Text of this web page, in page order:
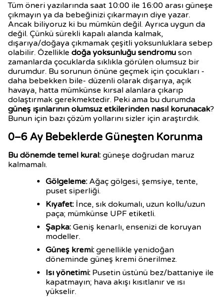
Tüm öneri yazılarında saat 10:00 ile 16:00 arası güneşe
çıkmayın ya da bebeğinizi çıkarmayın diye yazar.
Ancak biliyoruz ki bu mümkün değil. Ayrıca uygun da
değil. Çünkü sürekli kapalı alanda kalmak,
dışarıya/doğaya çıkmamak çeşitli yoksunluklara sebep
olabilir. Özellikle doğa yoksunluğu sendromu son
zamanlarda çocuklarda sıklıkla görülen olumsuz bir
durumdur. Bu sorunun önüne geçmek için çocukları -
daha bebekken bile- düzenli olarak dışarıya, açık
havaya, hatta mümkünse kırsal alanlara çıkarıp
dolaştırmak gerekmektedir. Peki ama bu durumda
güneş ışınlarının olumsuz etkilerinden nasıl korunacak?
Bunun için bazı çözüm yollarını sizler için araştırdık.
0–6 Ay Bebeklerde Güneşten Korunma
Bu dönemde temel kural: güneşe doğrudan maruz
kalmamalı.
Gölgeleme: Ağaç gölgesi, şemsiye, tente,
puset siperliği.
Kıyafet: İnce, sık dokumalı, uzun kollu/uzun
paça; mümkünse UPF etiketli.
Şapka: Geniş kenarlı, ensenizi de koruyan
modeller.
Güneş kremi: genellikle yenidoğan
döneminde güneş kremi önerilmez.
Isı yönetimi: Pusetin üstünü bez/battaniye ile
kapatmayın; hava akışı kısıtlanır ve ısı
yükselir.